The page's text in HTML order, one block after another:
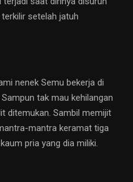
setelah jatuh
nenek Semu bekerja di
tak mau kehilangan
ditemukan. Sambil memijit
mantra keramat tiga
pria yang dia miliki.